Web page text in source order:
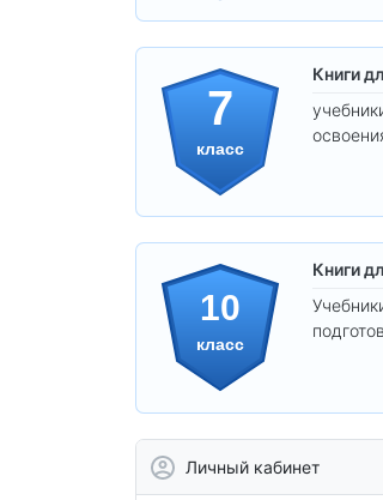
7
класс
Книги
10
класс
Книги
Личный кабинет